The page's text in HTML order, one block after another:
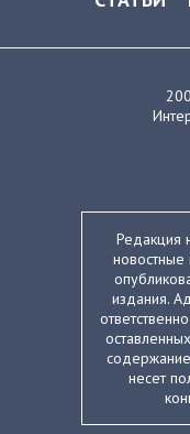
Редакция
новостные
издания.
несет